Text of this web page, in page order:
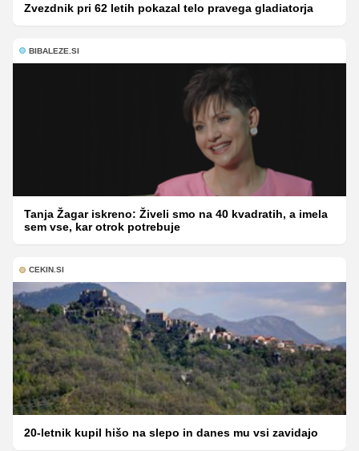
Zvezdnik pri 62 letih pokazal telo pravega gladiatorja
BIBALEZE.SI
Tanja Žagar iskreno: Živeli smo na 40 kvadratih, a imela
sem vse, kar otrok potrebuje
CEKIN.SI
20-letnik kupil hišo na slepo in danes mu vsi zavidajo